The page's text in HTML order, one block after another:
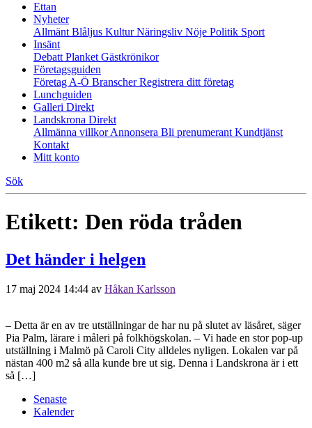
Ettan
Nyheter
Allmänt Blåljus KulturNäringsliv Nöje Politik Sport
Insänt
Debatt Planket Gästkrönikor
Företagsguiden
Företag A-Ö BranscherRegistrera ditt företag
Lunchguiden
Galleri Direkt
Landskrona Direkt
Allmänna villkorAnnonsera Bli prenumerant Kundtjänst
Kontakt
Mitt konto
Sök
Etikett: Den röda tråden
Det händer i helgen
17 maj 2024 14:44 av Håkan Karlsson
– Detta är en av tre utställningar de har nu på slutet av läsåret, säger
Pia Palm, lärare i måleri på folkhögskolan. – Vi hade en stor pop-up
utställning i Malmö på Caroli City alldeles nyligen. Lokalen var på
nästan 400 m2 så alla kunde bre ut sig. Denna i Landskrona är i ett
så […]
Senaste
Kalender